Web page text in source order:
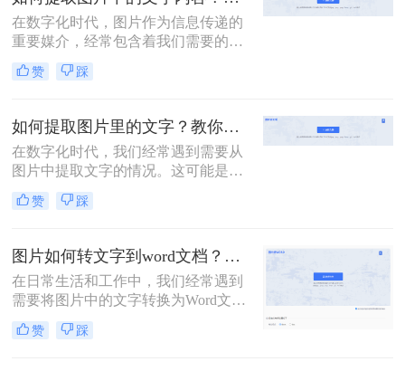
字转换成word文档。下面给大家介绍
四种常见的方法，帮助你解决图片如
何成为word文档，一起来学习吧！
​在数字化时代，图片作为信息传递的
重要媒介，经常包含着我们需要的文
字信息。然而，直接从图片中复制粘
贴文字并不总是可行的，这时就需要
文字内容。那么如何提取图片中的文
字内容呢？本文将介绍三种常用的方
法来提取图片中的文字内容。
赞 踩
如何提取图片里的文字？教你二个免费提取方法！
在数字化时代，我们经常遇到需要从
图片中提取文字的情况。这可能是为
了编辑、复制或分享图片中的文本信
息。然而，图片中的文字往往无法直
有挑战性的任务。那么如何提取图片
里的文字呢？本文将介绍几种实用的
方法，帮助您从图片中提取文字。
赞 踩
图片如何转文字到word文档？两种方法教你轻松转换！
在日常生活和工作中，我们经常遇到
需要将图片中的文字转换为Word文档
的情况。这可能是为了整理笔记、创
建文档、编辑资料或进行文字处理
赞 踩